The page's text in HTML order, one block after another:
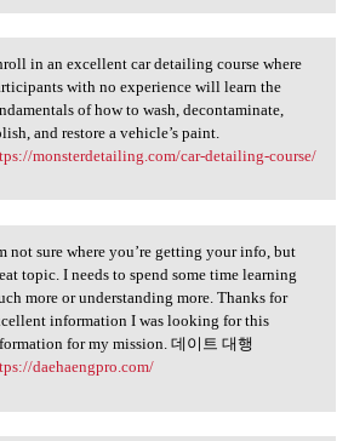
in an excellent car
in an excellent car detailing course where
with no experience will learn the
of how to wash, decontaminate,
and restore a vehicle’s paint.
monsterdetailing.com/car-detailing-course/
not sure where you’re
not sure where you’re getting your info, but
topic. I needs to spend some time learning
more or understanding more. Thanks for
information I was looking for this
for my mission. 데이트 대행
daehaengpro.com/